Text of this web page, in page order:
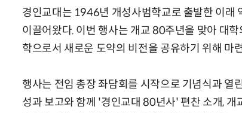
경인교대는 1946년 개성사범학교로 출발한 이래
이끌어왔다. 이번 행사는 개교 80주년을 맞아 대
학으로서 새로운 도약의 비전을 공유하기 위해 마
행사는 전임 총장 좌담회를 시작으로 기념식과 열
성과 보고와 함께 '경인교대 80년사' 편찬 소개, 개